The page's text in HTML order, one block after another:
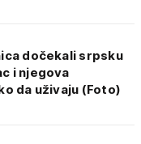
dočekali srpsku
i njegova
da uživaju (Foto)